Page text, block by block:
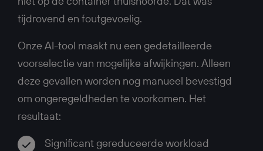
tijdrovend en foutgevoelig.
Onze AI-tool maakt nu een gedetailleerde
voorselectie van mogelijke afwijkingen. Alleen
deze gevallen worden nog manueel bevestigd
om ongeregeldheden te voorkomen. Het
resultaat:
Significant gereduceerde workload